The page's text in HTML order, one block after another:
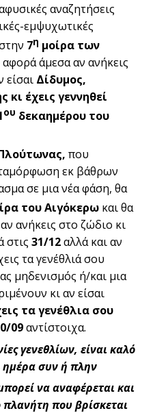
αναζητήσεις
εμψυχωτικές
7η μοίρα των
αφορά άμεσα αν ανήκεις
είσαι Δίδυμος,
κι έχεις γεννηθεί
ου δεκαημέρου του
που
εκ βάθρων
σε μια νέα φάση, θα
του Αιγόκερω και θα
ανήκεις στο ζώδιο κι
στις 31/12αλλά και αν
τα γενέθλιά σου
μηδενισμός ή/και μια
κι αν είσαι
τα γενέθλια σου
09αντίστοιχα.
γενεθλίων, είναι καλό
ημέρα συν ή πλην
να αναφέρεται και
πλανήτη που βρίσκεται